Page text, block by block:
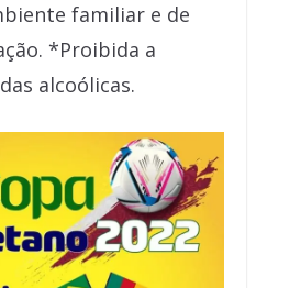
familiar e de
*Proibida a
alcoólicas.